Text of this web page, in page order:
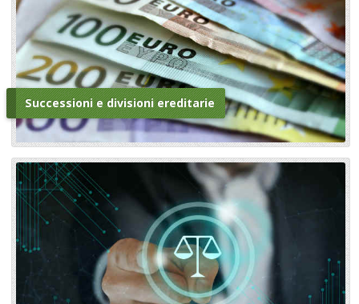
Successioni e divisioni ereditarie